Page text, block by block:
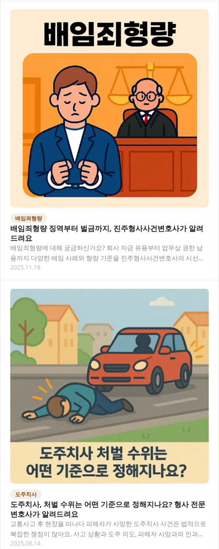
배임죄형량
배임죄형량 징역부터 벌금까지, 진주형사사건변호사가 알려
드려요
배임죄형량에 대해 궁금하신가요? 회사 자금 유용부터 업무상 권한 남
용까지 다양한 배임 사례와 형량 기준을 진주형사사건변호사의 시선으
로 분석하고 실제 감형 사례를 알려드립니다. 목차…
2025.11.18
도주치사
도주치사, 처벌 수위는 어떤 기준으로 정해지나요? 형사 전문
변호사가 알려드려요
교통사고 후 현장을 떠나다 피해자가 사망한 도주치사 사건은 법적으로
복잡한 쟁점이 많아요. 사고 상황과 도주 의도, 피해자 사망과의 인과관
계 등이 처벌 수위를 결정하는 중요한 요소…
2025.08.14